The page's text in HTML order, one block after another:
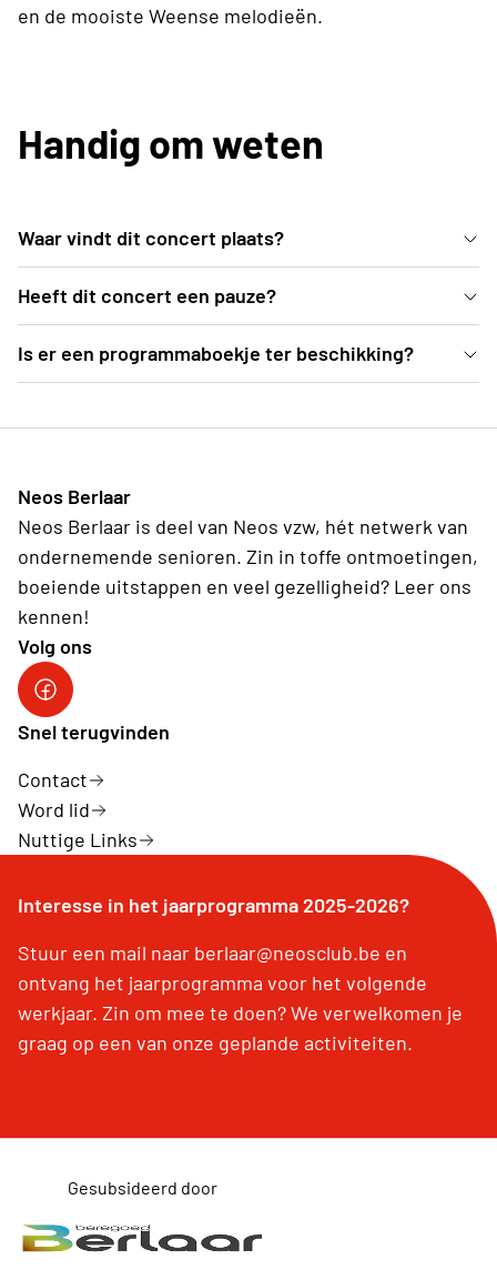
en de mooiste Weense melodieën.
Handig om weten
Waar vindt dit concert plaats?
In de mooie blauwe zaal van deSingel kan je vanuit
comfortabele zetels genieten van dit Weense
concert.
Heeft dit concert een pauze?
Ja, er is een pauze voorzien van een 25-tal minuten
Is er een programmaboekje ter beschikking?
Neos Berlaar
Neos Berlaar is deel van Neos vzw, hét netwerk van
ondernemende senioren. Zin in toffe ontmoetingen,
boeiende uitstappen en veel gezelligheid? Leer ons
kennen!
Volg ons
Facebook Neos Berlaar
Snel terugvinden
Contact
Word lid
Nuttige Links
Interesse in het jaarprogramma 2025-2026?
Stuur een mail naar berlaar@neosclub.be en
ontvang het jaarprogramma voor het volgende
werkjaar. Zin om mee te doen? We verwelkomen je
graag op een van onze geplande activiteiten.
Gesubsideerd door